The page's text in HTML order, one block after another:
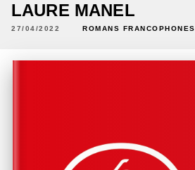
LAURE MANEL
27/04/2022 ROMANS FRANCOPHONES